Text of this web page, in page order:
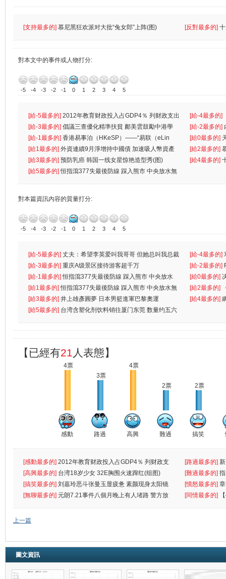
[支持最多的] 慕尼黑狂欢派对大批“兔女郎”上阵(图) [反對最多的]
對本文中的事件或人物打分:
-5 -4 -3 -2 -1 0 1 2 3 4 5
[給-5最多的] 2012年教育财政投入占GDP4％ 列财政支出
首位
[給-4最多的]
一
[給-3最多的] 倡議三查優化精準扶貧 鄺美雲鼓勵中港學
生
[給-2最多的]
人
[給-1最多的] 香港易事泊（HKeSP）——“易联（eLin
k）”项目
[給0最多的]
[給1最多的] 外資連續9月淨增持中國債 加速吸人幣資產 [給2最多的]
[給3最多的] 预防乳癌 韩国一线女星惊艳造型秀(图) [給4最多的]
[給5最多的]恒指瀉377失最後防線 踩入熊市 中央放水無
對本篇資訊內容的質量打分:
-5 -4 -3 -2 -1 0 1 2 3 4 5
[給-5最多的] 丈夫：希望李英爱叫我哥哥 但她总叫我总裁
先
[給-4最多的]
离
[給-3最多的] 重庆A级景区接待游客超千万 [給-2最多的]
[給-1最多的]恒指瀉377失最後防線 踩入熊市 中央放水
無
[給0最多的]
[給1最多的]恒指瀉377失最後防線 踩入熊市 中央放水無 [給2最多的]
[給3最多的] 井上雄彥圓夢 日本男籃進軍巴黎奧運 [給4最多的]
[給5最多的] 台湾含塑化剂饮料销往厦门东莞 数量约五六
【已經有21 人表態】
4票
感動
3票
路過
4票
高興
2票
難過
2票
搞笑
[感動最多的] 2012年教育财政投入占GDP4％ 列财政支
出首位
[路過最多的]
[高興最多的] 台湾18岁少女 32E胸围火速蹿红(组图) [難過最多的]
罪
[搞笑最多的] 刘嘉玲恶斗张曼玉显疲惫 素颜现身太阳镜
遮
[憤怒最多的]
[無聊最多的] 元朗7.21事件八個月晚上有人堵路 警方放
催
[同情最多的]
敗
上一篇
圖文資訊